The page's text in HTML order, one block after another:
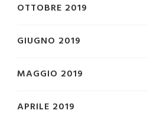
OTTOBRE 2019
GIUGNO 2019
MAGGIO 2019
APRILE 2019